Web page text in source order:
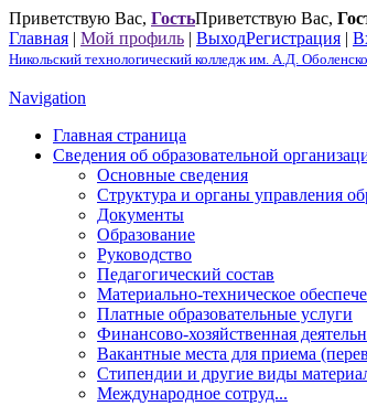
Приветствую Вас, ГостьПриветствую Вас,
Главная | Мой профиль | ВыходРегистрация |
Никольский технологический колледж им. А.Д.
Navigation
Главная страница
Сведения об образовательной
Основные сведения
Структура и органы управления
Документы
Образование
Руководство
Педагогический состав
Материально-техническое
Платные образовательные услуги
Финансово-хозяйственная
Вакантные места для приема
Стипендии и другие виды
Международное сотруд...